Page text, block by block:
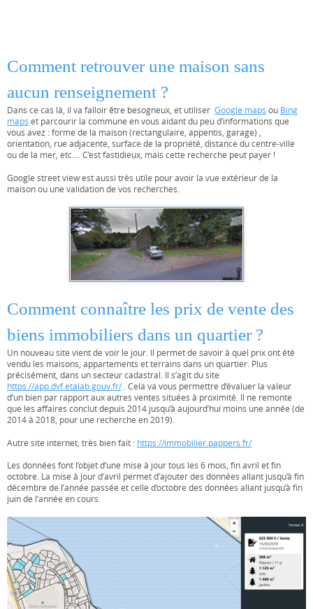
Comment retrouver une maison sans
aucun renseignement ?
Dans ce cas là, il va falloir être besogneux, et utiliser Google maps ou Bing
maps et parcourir la commune en vous aidant du peu d’informations que
vous avez : forme de la maison (rectangulaire, appentis, garage) ,
orientation, rue adjacente, surface de la propriété, distance du centre-ville
ou de la mer, etc…. C’est fastidieux, mais cette recherche peut payer !
Google street view est aussi très utile pour avoir la vue extérieur de la
maison ou une validation de vos recherches.
Comment connaître les prix de vente des
biens immobiliers dans un quartier ?
Un nouveau site vient de voir le jour. Il permet de savoir à quel prix ont été
vendu les maisons, appartements et terrains dans un quartier. Plus
précisément, dans un secteur cadastral. Il s’agit du site
https://app.dvf.etalab.gouv.fr/ . Cela va vous permettre d’évaluer la valeur
d’un bien par rapport aux autres ventes situées à proximité. Il ne remonte
que les affaires conclut depuis 2014 jusqu’à aujourd’hui moins une année (de
2014 à 2018, pour une recherche en 2019).
Autre site internet, très bien fait : https://immobilier.pappers.fr/
Les données font l’objet d’une mise à jour tous les 6 mois, fin avril et fin
octobre. La mise à jour d’avril permet d’ajouter des données allant jusqu’à fin
décembre de l’année passée et celle d’octobre des données allant jusqu’à fin
juin de l’année en cours.